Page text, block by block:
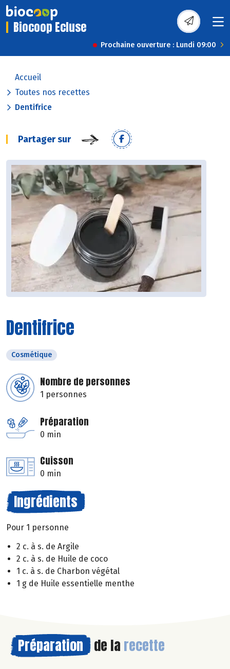
Biocoop Ecluse
Prochaine ouverture : Lundi 09:00
Accueil
Toutes nos recettes
Dentifrice
Partager sur
Dentifrice
Cosmétique
Nombre de personnes
1 personnes
Préparation
0 min
Cuisson
0 min
Ingrédients
Pour 1 personne
2 c. à s. de Argile
2 c. à s. de Huile de coco
1 c. à s. de Charbon végétal
1 g de Huile essentielle menthe
Préparation de la recette